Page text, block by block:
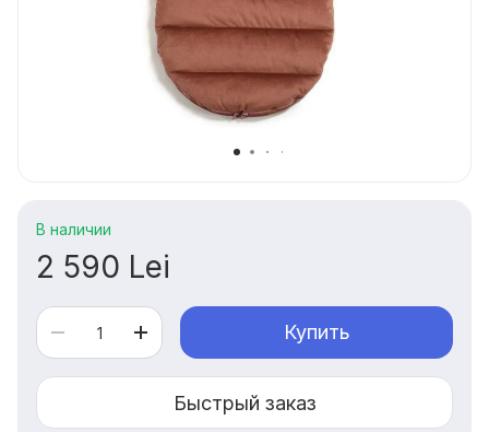
В наличии
2 590 Lei
Купить
Быстрый заказ